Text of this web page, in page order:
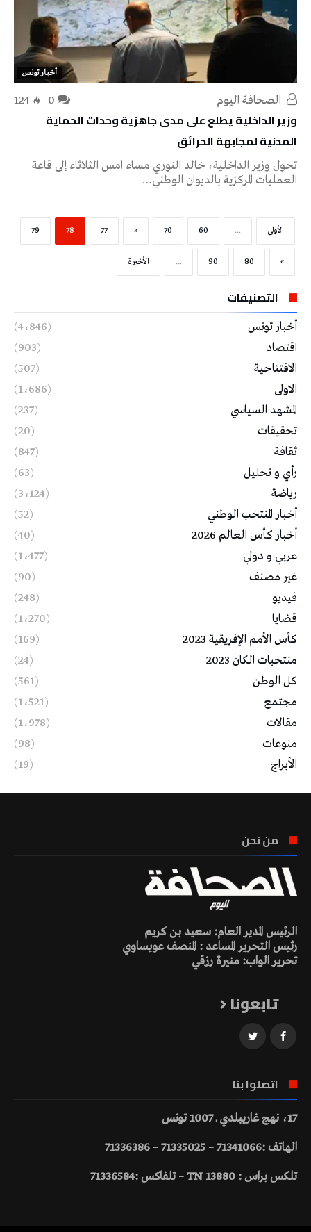
أخبار تونس
124
وزير الداخلية يطلع على مدى جاهزية وحدات الحماية
المدنية لمجابهة الحرائق
تحول وزير الداخلية، خالد النوري مساء امس الثلاثاء إلى قاعة
العمليات المركزية بالديوان الوطني…
‫الأولى‬ ...
60
70
«
77
78
79
»
80
90
... ‫الأخيرة‬
التصنيفات
أخبار تونس
(4٬846)
اقتصاد
(903)
الافتتاحية
(507)
الاولى
(1٬686)
المشهد السياسي
(237)
تحقيقات
(20)
ثقافة
(847)
رأي و تحليل
(63)
رياضة
(3٬124)
أخبار المنتخب الوطني
(52)
أخبار كأس العالم 2026
(40)
عربي و دولي
(1٬477)
غير مصنف
(90)
فيديو
(248)
قضايا
(1٬270)
كأس الأمم الإفريقية 2023
(169)
منتخبات الكان 2023
(24)
كل الوطن
(561)
مجتمع
(1٬521)
مقالات
(1٬978)
منوعات
(98)
الأبراج
(19)
من نحن
الرئيس المدير العام: سعيد بن كريم
رئيس التحرير المساعد : المنصف عويساوي
تحرير الواب: منيرة رزقي
تابعونا
اتصلوا بنا
17، نهج غاريبلدي ـ 1007 تونس
الهاتف :71341066 – 71335025 – 71336386
تلكس براس : 13880 TN – تلفاكس :71336584